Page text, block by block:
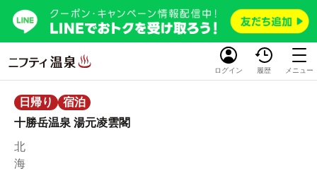
ログイン 履歴 メニュー
日帰り
宿泊
十勝岳温泉 湯元凌雲閣
北
海